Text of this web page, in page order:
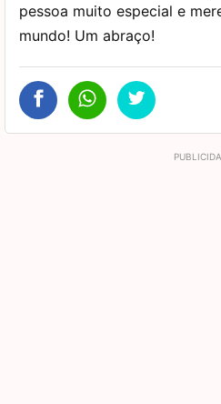
pessoa muito especial e
mundo! Um abraço!